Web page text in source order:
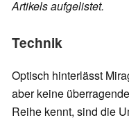
Artikels aufgelistet.
Technik
Optisch hinterlässt
aber keine
Reihe kennt, sind die